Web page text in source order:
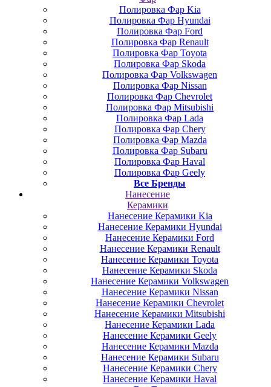
Полировка Фар Kia
Полировка Фар Hyundai
Полировка Фар Ford
Полировка Фар Renault
Полировка Фар Toyota
Полировка Фар Skoda
Полировка Фар Volkswagen
Полировка Фар Nissan
Полировка Фар Chevrolet
Полировка Фар Mitsubishi
Полировка Фар Lada
Полировка Фар Chery
Полировка Фар Mazda
Полировка Фар Subaru
Полировка Фар Haval
Полировка Фар Geely
Все Бренды
Нанесение
Керамики
Нанесение Керамики Kia
Нанесение Керамики Hyundai
Нанесение Керамики Ford
Нанесение Керамики Renault
Нанесение Керамики Toyota
Нанесение Керамики Skoda
Нанесение Керамики Volkswagen
Нанесение Керамики Nissan
Нанесение Керамики Chevrolet
Нанесение Керамики Mitsubishi
Нанесение Керамики Lada
Нанесение Керамики Geely
Нанесение Керамики Mazda
Нанесение Керамики Subaru
Нанесение Керамики Chery
Нанесение Керамики Haval